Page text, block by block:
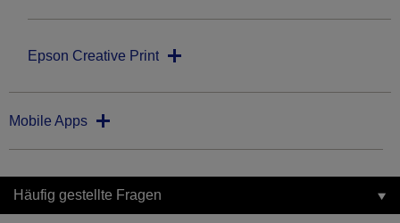
Epson Creative Print
Mobile Apps
Häufig gestellte Fragen